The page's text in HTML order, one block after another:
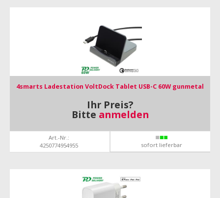
4smarts Ladestation VoltDock Tablet USB-C 60W gunmetal
Ihr Preis?
Bitte anmelden
Art.-Nr.:
4250774954955
sofort lieferbar